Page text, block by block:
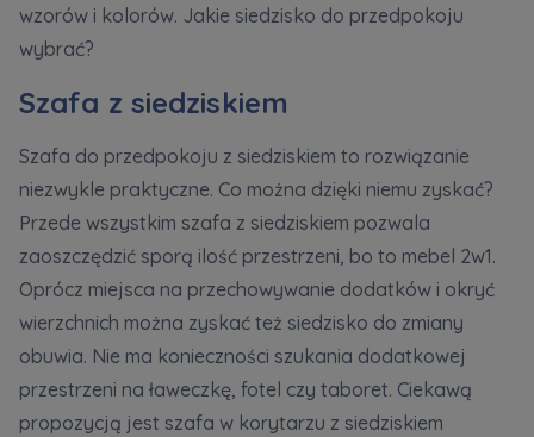
wzorów i kolorów. Jakie siedzisko do przedpokoju
wybrać?
Szafa z siedziskiem
Szafa do przedpokoju z siedziskiem to rozwiązanie
niezwykle praktyczne. Co można dzięki niemu zyskać?
Przede wszystkim szafa z siedziskiem pozwala
zaoszczędzić sporą ilość przestrzeni, bo to mebel 2w1.
Oprócz miejsca na przechowywanie dodatków i okryć
wierzchnich można zyskać też siedzisko do zmiany
obuwia. Nie ma konieczności szukania dodatkowej
przestrzeni na ławeczkę, fotel czy taboret. Ciekawą
propozycją jest szafa w korytarzu z siedziskiem